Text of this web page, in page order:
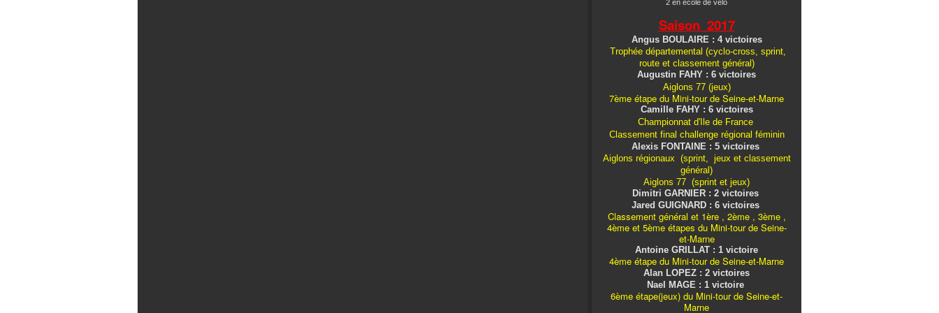
2 en école de vélo
Saison 2017
Angus BOULAIRE : 4 victoires
Trophée départemental (cyclo-cross, sprint,
route et classement général)
Augustin FAHY : 6 victoires
Aiglons 77 (jeux)
7ème étape du Mini-tour de Seine-et-Marne
Camille FAHY : 6 victoires
Championnat d'Ile de France
Classement final challenge régional féminin
Alexis FONTAINE : 5 victoires
Aiglons régionaux (sprint, jeux et classement
général)
Aiglons 77 (sprint et jeux)
Dimitri GARNIER : 2 victoires
Jared GUIGNARD : 6 victoires
Classement général et 1ère , 2ème , 3ème ,
4ème et 5ème étapes du Mini-tour de Seine-
et-Marne
Antoine GRILLAT : 1 victoire
4ème étape du Mini-tour de Seine-et-Marne
Alan LOPEZ : 2 victoires
Nael MAGE : 1 victoire
6ème étape(jeux) du Mini-tour de Seine-et-
Marne